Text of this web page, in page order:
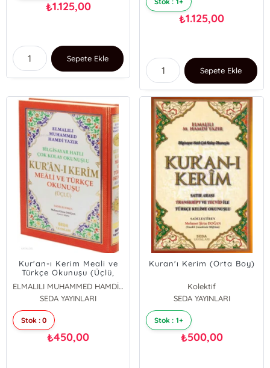
₺1.125,00
Sepete Ekle
₺1.125,00
Sepete Ekle
Kur'an-ı Kerim Meali ve
Türkçe Okunuşu (Üçlü,
Orta Boy, Bilgisayar Hatlı,
Kod: 006)
ELMALILI MUHAMMED HAMDİ YAZIR
SEDA YAYINLARI
Stok : 0
₺450,00
Kuran'ı Kerim (Orta Boy)
Kolektif
SEDA YAYINLARI
Stok : 1+
₺500,00